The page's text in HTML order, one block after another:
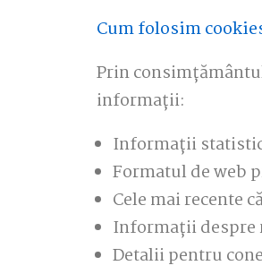
Cum folosim
Prin
informații:
Informații
Formatul de web
Cele mai recente
Informații despre
Detalii pentru